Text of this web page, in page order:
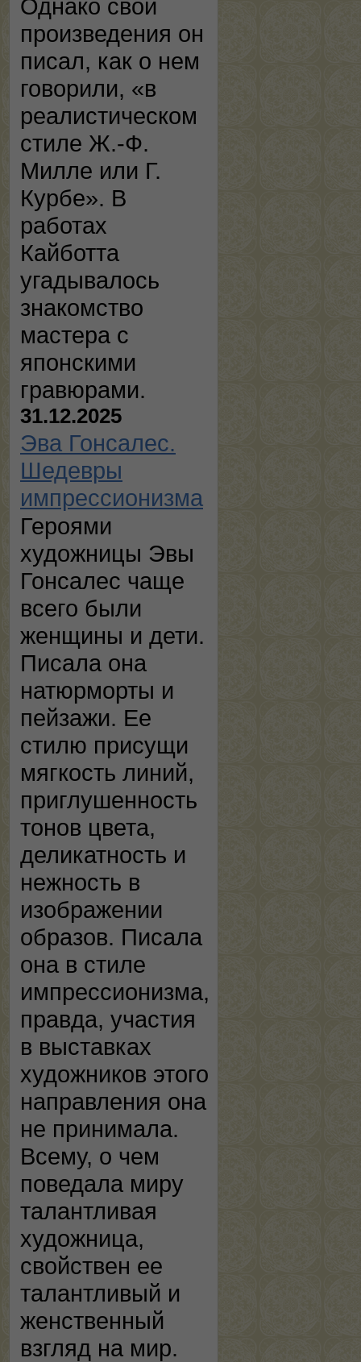
Однако свои
произведения он
писал, как о нем
говорили, «в
реалистическом
стиле Ж.-Ф.
Милле или Г.
Курбе». В
работах
Кайботта
угадывалось
знакомство
мастера с
японскими
гравюрами.
31.12.2025
Эва Гонсалес.
Шедевры
импрессионизма
Героями
художницы Эвы
Гонсалес чаще
всего были
женщины и дети.
Писала она
натюрморты и
пейзажи. Ее
стилю присущи
мягкость линий,
приглушенность
тонов цвета,
деликатность и
нежность в
изображении
образов. Писала
она в стиле
импрессионизма,
правда, участия
в выставках
художников этого
направления она
не принимала.
Всему, о чем
поведала миру
талантливая
художница,
свойствен ее
талантливый и
женственный
взгляд на мир.